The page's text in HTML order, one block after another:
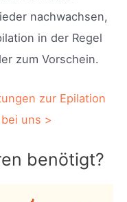
nachwachsen,
in der Regel
zum Vorschein.
zur Epilation
uns >
benötigt?